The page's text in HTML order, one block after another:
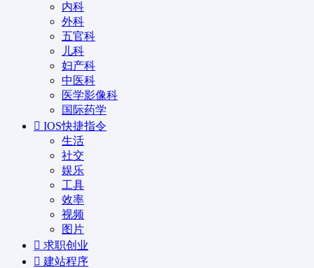
内科
外科
五官科
儿科
妇产科
中医科
医学影像科
国际药学
IOS快捷指令
生活
社交
娱乐
工具
效率
视频
图片
求职创业
建站程序